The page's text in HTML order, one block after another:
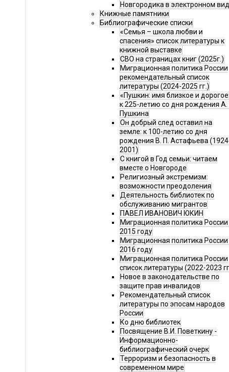
Новгородика в электронном
Книжные памятники
Библиографические списки
«Семья – школа любви и
спасения» список литературы к
книжной выставке
СВО на страницах книг (2025г.)
Миграционная политика России
рекомендательный список
литературы (2024-2025 гг.)
«Пушкин: имя близкое и
к 225-летию со дня рождения А.
Пушкина
Он добрый след оставил на
земле: к 100-летию со дня
рождения В. П. Астафьева
2001)
С книгой в Год семьи: читаем
вместе о Новгороде
Религиозный экстремизм:
возможности преодоления
Деятельность библиотек по
обслуживанию мигрантов
ПАВЕЛ ИВАНОВИЧ ЮКИН
Миграционная политика России
2015 году
Миграционная политика России
2016 году
Миграционная политика России
список литературы (2022-2023
Новое в законодательстве по
защите прав инвалидов
Рекомендательный список
литературы по эпосам народов
России
Ко дню библиотек
Посвящение В.И. Поветкину -
Информационно-
библиографический очерк
Терроризм и безопасность в
современном мире